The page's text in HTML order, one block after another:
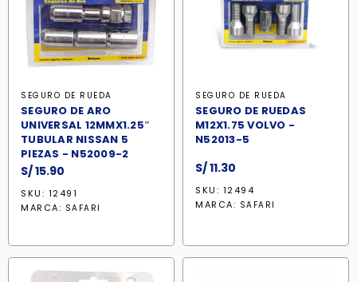
SEGURO DE RUEDA
SEGURO DE ARO
UNIVERSAL 12MMX1.25″
TUBULAR NISSAN 5
PIEZAS - N52009-2
S/15.90
SKU: 12491
MARCA: SAFARI
SEGURO DE RUEDA
SEGURO DE RUEDAS
M12X1.75 VOLVO -
N52013-5
S/11.30
SKU: 12494
MARCA: SAFARI